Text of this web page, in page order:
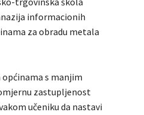
informacionih
za obradu metala
s manjim
zastupljenost
učeniku da nastavi